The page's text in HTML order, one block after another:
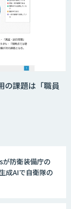
「OfficeAI社
ミュニケーシ
」
気通貫のAIエー
の課題は「職員
防衛装備庁の
成AIで自衛隊の